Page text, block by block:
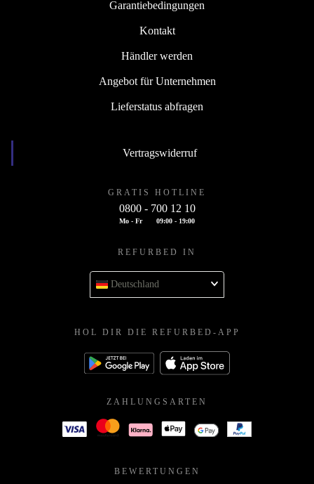
Garantiebedingungen
Kontakt
Händler werden
Angebot für Unternehmen
Lieferstatus abfragen
Vertragswiderruf
GRATIS HOTLINE
0800 - 700 12 10
Mo - Fr 09:00 - 19:00
REFURBED IN
Deutschland
HOL DIR DIE REFURBED-APP
ZAHLUNGSARTEN
BEWERTUNGEN